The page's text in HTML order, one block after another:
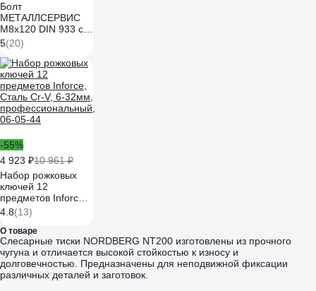
Болт
МЕТАЛЛСЕРВИС
M8x120 DIN 933 с
полной резьбой,
оцинкованный, 2
шт. МС 1240287
5(20)
-55%
4 923 ₽10 961 ₽
Набор рожковых
ключей 12
предметов Inforce,
Сталь Cr-V, 6-32мм,
профессиональный,
06-05-44
4.8(13)
О товаре
Слесарные тиски NORDBERG NT200 изготовлены из прочного
чугуна и отличается высокой стойкостью к износу и
долговечностью. Предназначены для неподвижной фиксации
различных деталей и заготовок.